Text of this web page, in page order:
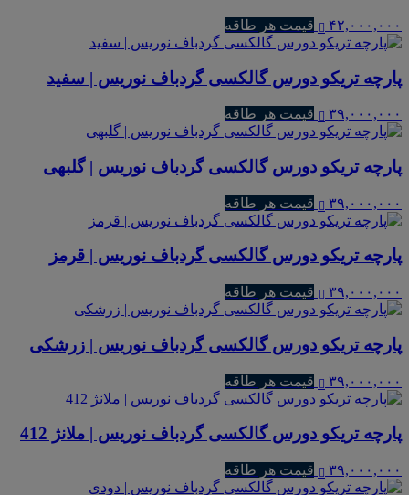
۴۲,۰۰۰,۰۰۰ قیمت هر طاقه
پارچه تریکو دورس گالکسی گردباف نوریس | سفید
۳۹,۰۰۰,۰۰۰ قیمت هر طاقه
پارچه تریکو دورس گالکسی گردباف نوریس | گلبهی
۳۹,۰۰۰,۰۰۰ قیمت هر طاقه
پارچه تریکو دورس گالکسی گردباف نوریس | قرمز
۳۹,۰۰۰,۰۰۰ قیمت هر طاقه
پارچه تریکو دورس گالکسی گردباف نوریس | زرشکی
۳۹,۰۰۰,۰۰۰ قیمت هر طاقه
پارچه تریکو دورس گالکسی گردباف نوریس | ملانژ 412
۳۹,۰۰۰,۰۰۰ قیمت هر طاقه